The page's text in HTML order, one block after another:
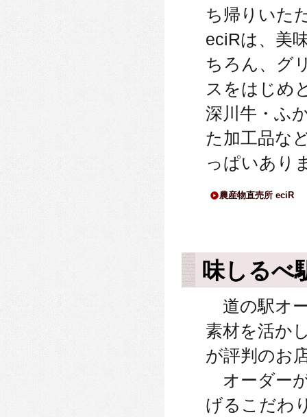
ち帰りいた
eciRは、美
ちろん、グ
スをはじめ
深川牛・ふ
た加工品な
っぱいあり
農産物直売所 eciR
味しるべ
道の駅オ
素材を活か
が評判のお
オーダー
げるこだわ